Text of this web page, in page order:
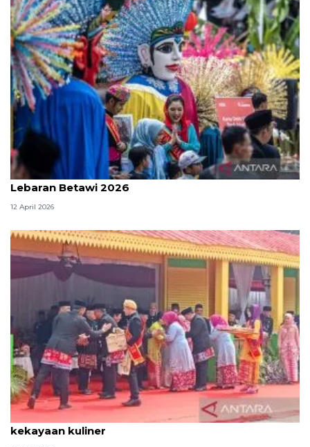
DKI Sepekan, Laporan JAKI gunakan AI hingga
Lebaran Betawi 2026
12 April 2026
Tradisi hantaran Lebaran Betawi simbol bakti dan
kekayaan kuliner